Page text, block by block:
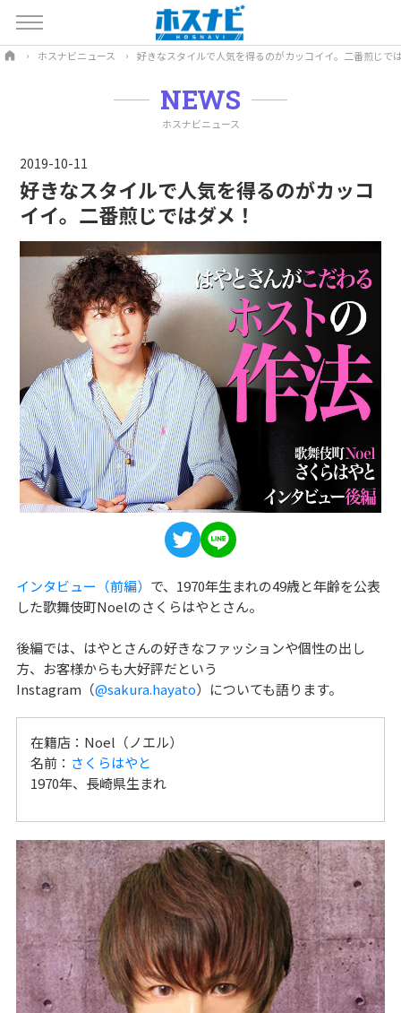
ホスナビニュース 好きなスタイルで人気を得るのがカッコイイ。二番煎じで
NEWS
ホスナビニュース
2019-10-11
好きなスタイルで人気を得るのがカッコ
イイ。二番煎じではダメ！
インタビュー（前編） で、1970年生まれの49歳と年齢を公表
した歌舞伎町Noelのさくらはやとさん。
後編では、はやとさんの好きなファッションや個性の出し
方、お客様からも大好評だという
Instagram（@sakura.hayato）についても語ります。
在籍店：Noel（ノエル）
名前： さくらはやと
1970年、長崎県生まれ